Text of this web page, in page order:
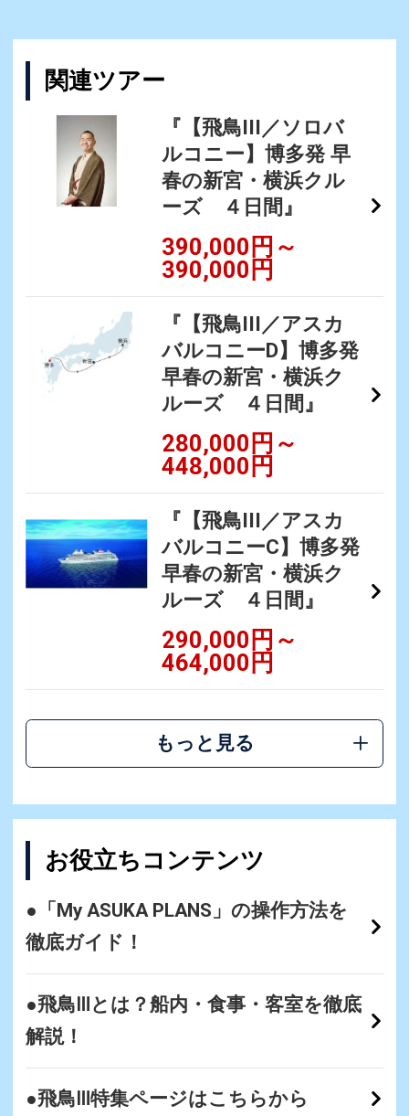
関連ツアー
『【飛鳥III／ソロバ
ルコニー】博多発 早
春の新宮・横浜クル
ーズ ４日間』
390,000円～
390,000円
『【飛鳥III／アスカ
バルコニーD】博多発
早春の新宮・横浜ク
ルーズ ４日間』
280,000円～
448,000円
『【飛鳥III／アスカ
バルコニーC】博多発
早春の新宮・横浜ク
ルーズ ４日間』
290,000円～
464,000円
もっと見る
お役立ちコンテンツ
●「My ASUKA PLANS」の操作方法を
徹底ガイド！
●飛鳥Ⅲとは？船内・食事・客室を徹底
解説！
●飛鳥Ⅲ特集ページはこちらから